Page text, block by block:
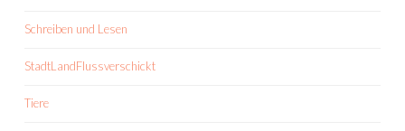
Schreiben und Lesen
StadtLandFlussverschickt
Tiere